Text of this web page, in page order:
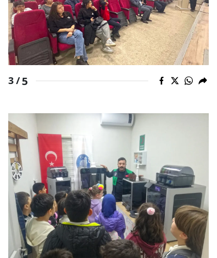
Trabzon
Tunceli
Şanlıurfa
Yozgat
Aksaray
Bayburt
Karaman
Kırıkkale
Batman
Şırnak
3 /5